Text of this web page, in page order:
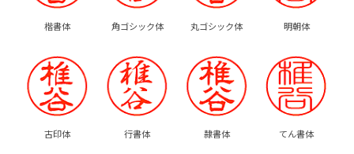
楷書体 角ゴシック体 丸ゴシック体 明朝体
古印体 行書体 隷書体 てん書体